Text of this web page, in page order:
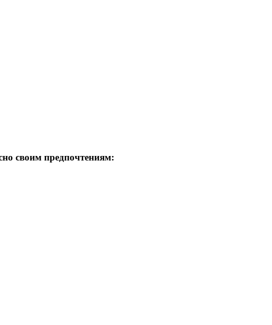
своим предпочтениям: